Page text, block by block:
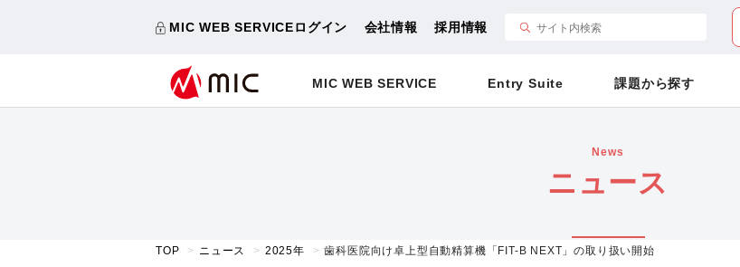
MIC WEB SERVICEログイン 会社情報 採用情報
MIC WEB SERVICE Entry Suite 課題から探す
News
ニュース
TOP ニュース 2025年 歯科医院向け卓上型自動精算機「FIT-B NEXT」の取り扱い開始